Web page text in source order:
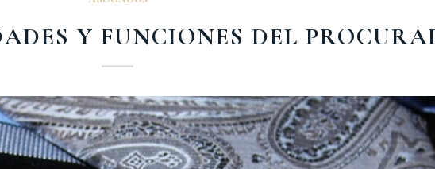
Y FUNCIONES DEL